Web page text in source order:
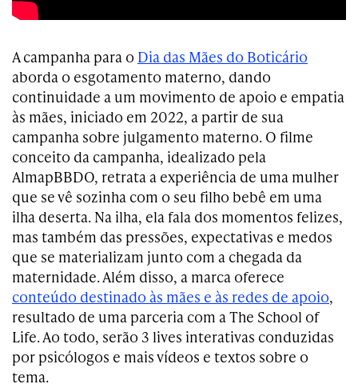
A campanha para o Dia das Mães do Boticário
aborda o esgotamento materno, dando
continuidade a um movimento de apoio e empatia
às mães, iniciado em 2022, a partir de sua
campanha sobre julgamento materno. O filme
conceito da campanha, idealizado pela
AlmapBBDO, retrata a experiência de uma mulher
que se vê sozinha com o seu filho bebê em uma
ilha deserta. Na ilha, ela fala dos momentos felizes,
mas também das pressões, expectativas e medos
que se materializam junto com a chegada da
maternidade. Além disso, a marca oferece
conteúdo destinado às mães e às redes de apoio,
resultado de uma parceria com a The School of
Life. Ao todo, serão 3 lives interativas conduzidas
por psicólogos e mais vídeos e textos sobre o
tema.